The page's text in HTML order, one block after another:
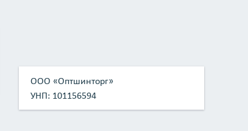
ООО «Оптшинторг»
УНП: 101156594